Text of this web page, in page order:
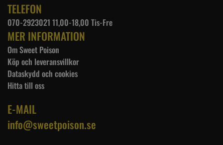
TELEFON
070-2923021 11,00-18,00 Tis-Fre
MER INFORMATION
Om Sweet Poison
Köp och leveransvillkor
Dataskydd och cookies
Hitta till oss
E-MAIL
info@sweetpoison.se